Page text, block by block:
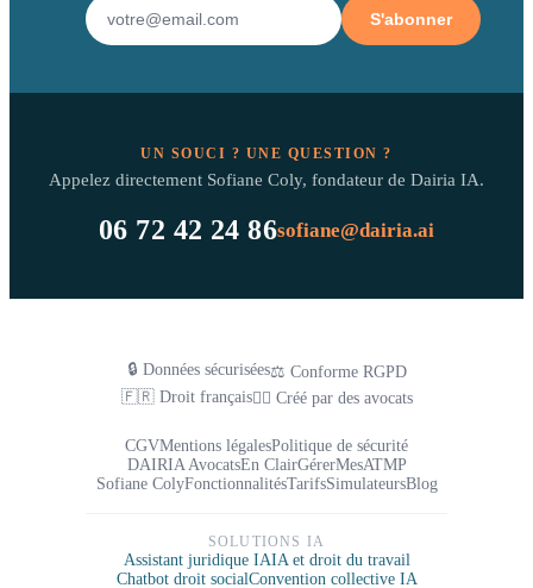
S'abonner
UN SOUCI ? UNE QUESTION ?
Appelez directement Sofiane Coly, fondateur de Dairia IA.
06 72 42 24 86sofiane@dairia.ai
🔒 Données sécurisées⚖️ Conforme RGPD
🇫🇷 Droit français👨‍⚖️ Créé par des avocats
CGVMentions légalesPolitique de sécurité
DAIRIA AvocatsEn ClairGérerMesATMP
Sofiane ColyFonctionnalitésTarifsSimulateursBlog
SOLUTIONS IA
Assistant juridique IAIA et droit du travail
Chatbot droit socialConvention collective IA